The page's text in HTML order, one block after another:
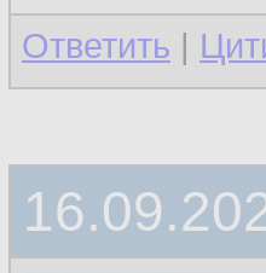
Ответить |